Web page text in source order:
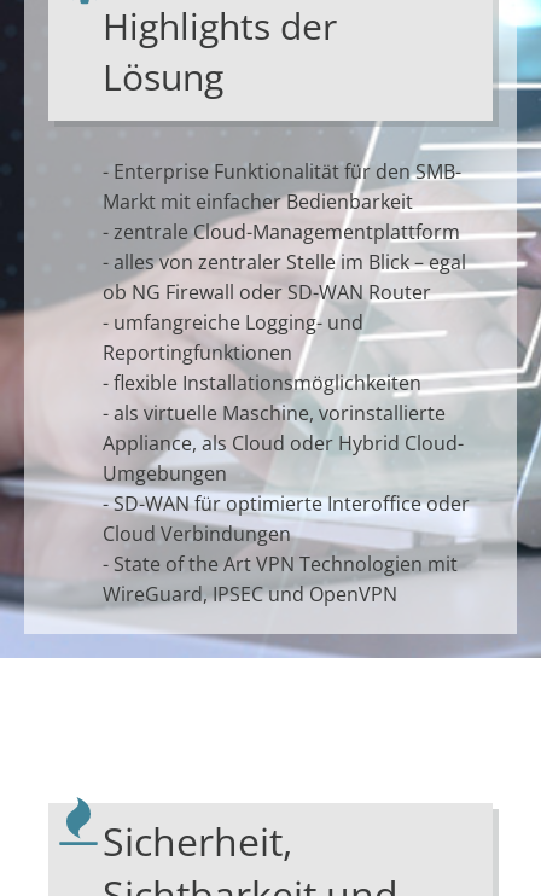
Highlights der
Lösung
- Enterprise Funktionalität für den SMB-
Markt mit einfacher Bedienbarkeit
- zentrale Cloud-Managementplattform
- alles von zentraler Stelle im Blick – egal
ob NG Firewall oder SD-WAN Router
- umfangreiche Logging- und
Reportingfunktionen
- flexible Installationsmöglichkeiten
- als virtuelle Maschine, vorinstallierte
Appliance, als Cloud oder Hybrid Cloud-
Umgebungen
- SD-WAN für optimierte Interoffice oder
Cloud Verbindungen
- State of the Art VPN Technologien mit
WireGuard, IPSEC und OpenVPN
Sicherheit,